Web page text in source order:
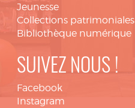
Jeunesse
Collections patrimoniales
Bibliothèque numérique
SUIVEZ NOUS !
Facebook
Instagram